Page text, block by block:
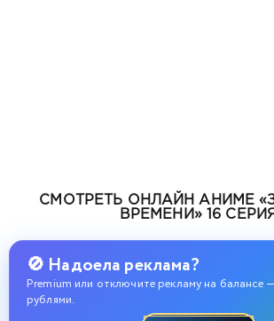
СМОТРЕТЬ ОНЛАЙН АНИМЕ
ВРЕМЕНИ» 16 СЕРИЯ
🚫 Надоела реклама?
Premium или отключите рекламу на балансе
рублями.